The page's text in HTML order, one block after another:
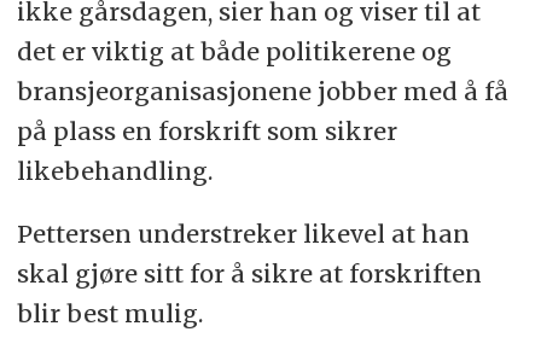
ikke gårsdagen, sier han og viser til at
det er viktig at både politikerene og
bransjeorganisasjonene jobber med å få
på plass en forskrift som sikrer
likebehandling.
Pettersen understreker likevel at han
skal gjøre sitt for å sikre at forskriften
blir best mulig.